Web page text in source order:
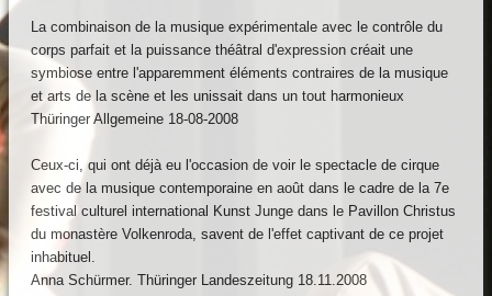
La combinaison de la musique expérimentale avec le contrôle du
corps parfait et la puissance théâtral d'expression créait une
symbiose entre l'apparemment éléments contraires de la musique
et arts de la scène et les unissait dans un tout harmonieux
Thüringer Allgemeine 18-08-2008
Ceux-ci, qui ont déjà eu l'occasion de voir le spectacle de cirque
avec de la musique contemporaine en août dans le cadre de la 7e
festival culturel international Kunst Junge dans le Pavillon Christus
du monastère Volkenroda, savent de l'effet captivant de ce projet
inhabituel.
Anna Schürmer. Thüringer Landeszeitung 18.11.2008